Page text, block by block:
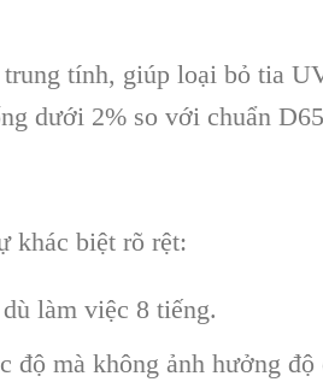
tính, giúp loại bỏ tia
dưới 2% so với chuẩn
khác biệt rõ rệt:
làm việc 8 tiếng.
độ mà không ảnh hưởng độ